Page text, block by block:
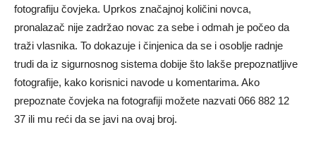
fotografiju čovjeka. Uprkos značajnoj količini novca,
pronalazač nije zadržao novac za sebe i odmah je počeo da
traži vlasnika. To dokazuje i činjenica da se i osoblje radnje
trudi da iz sigurnosnog sistema dobije što lakše prepoznatljive
fotografije, kako korisnici navode u komentarima. Ako
prepoznate čovjeka na fotografiji možete nazvati 066 882 12
37 ili mu reći da se javi na ovaj broj.